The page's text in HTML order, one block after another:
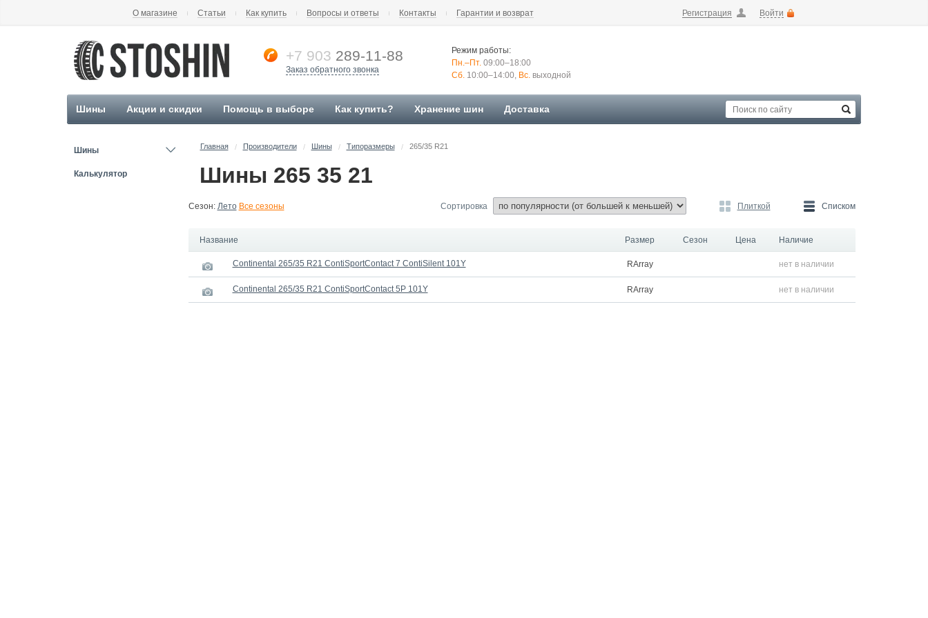
Регистрация Войти
О магазине Статьи Как купить Вопросы и ответы Контакты Гарантии и возврат
+7 903 289-11-88
Заказ обратного звонка
Режим работы:
Пн.–Пт. 09:00–18:00
Сб. 10:00–14:00, Вс. выходной
Шины Акции и скидки Помощь в выборе Как купить? Хранение шин Доставка
Шины
Калькулятор
Главная / Производители / Шины / Типоразмеры / 265/35 R21
Шины 265 35 21
Сезон: Лето Все сезоны Сортировка Плиткой Списком
Название Размер Сезон Цена Наличие
Continental 265/35 R21 ContiSportContact 7 ContiSilent 101Y RArray нет в наличии
Continental 265/35 R21 ContiSportContact 5P 101Y RArray нет в наличии